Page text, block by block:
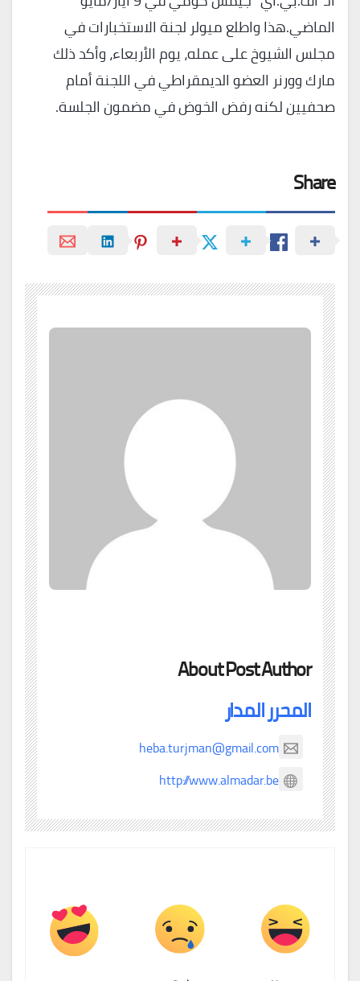
الماضي.هذا واطلع ميولر لجنة الاستخبارات في
مجلس الشيوخ على عمله، يوم الأربعاء، وأكد ذلك
مارك وورنر العضو الديمقراطي في اللجنة أمام
صحفيين لكنه رفض الخوض في مضمون الجلسة.
Share
About Post Author
المحرر المدار
heba.turjman@gmail.com
http://www.almadar.be